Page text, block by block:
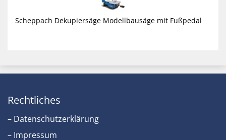
Scheppach Dekupiersäge Modellbausäge mit Fußpedal
Rechtliches
– Datenschutzerklärung
– Impressum